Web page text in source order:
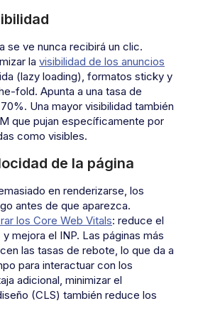
se ve nunca recibirá un clic.
la visibilidad de los anuncios
(lazy loading), formatos sticky y
fold. Apunta a una tasa de
Una mayor visibilidad también
que pujan específicamente por
como visibles.
de la página
en renderizarse, los
antes de que aparezca.
los Core Web Vitals: reduce el
mejora el INP. Las páginas más
las tasas de rebote, lo que da a
para interactuar con los
adicional, minimizar el
(CLS) también reduce los